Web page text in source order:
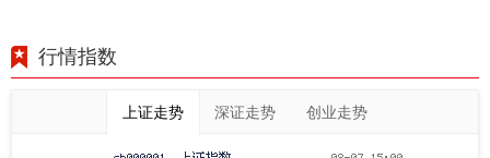
行情指数
上证走势 深证走势 创业走势